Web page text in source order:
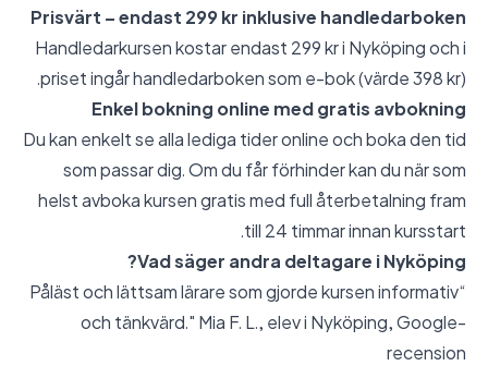
Prisvärt – endast 299 kr inklusive handledarboken
Handledarkursen kostar endast 299 kr i Nyköping och i
priset ingår handledarboken som e-bok (värde 398 kr).
Enkel bokning online med gratis avbokning
Du kan enkelt se alla lediga tider online och boka den tid
som passar dig. Om du får förhinder kan du när som
helst avboka kursen gratis med full återbetalning fram
till 24 timmar innan kursstart.
Vad säger andra deltagare i Nyköping?
“Påläst och lättsam lärare som gjorde kursen informativ
och tänkvärd." Mia F. L., elev i Nyköping,Google-
recension